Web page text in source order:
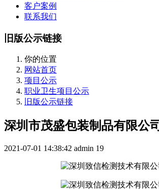
客户案例
联系我们
旧版公示链接
你的位置
网站首页
项目公示
职业卫生项目公示
旧版公示链接
深圳市茂盛包装制品有限公司
2021-07-01 14:38:42 admin 19